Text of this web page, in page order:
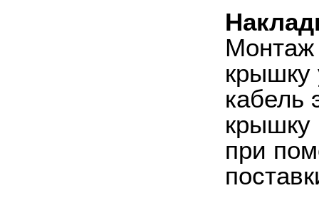
Монтаж
крышку
кабель
крышку
при